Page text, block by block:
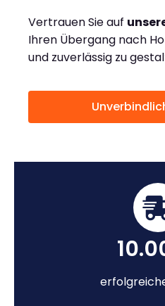
Vertrauen Sie auf
Ihren Übergang nach
und zuverlässig zu